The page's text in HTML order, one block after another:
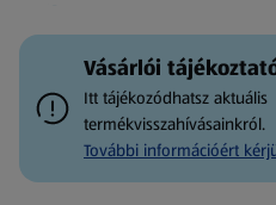
Vásárlói
Itt tájékozódhatsz aktuális
termékvisszahívásainkról.
További információért